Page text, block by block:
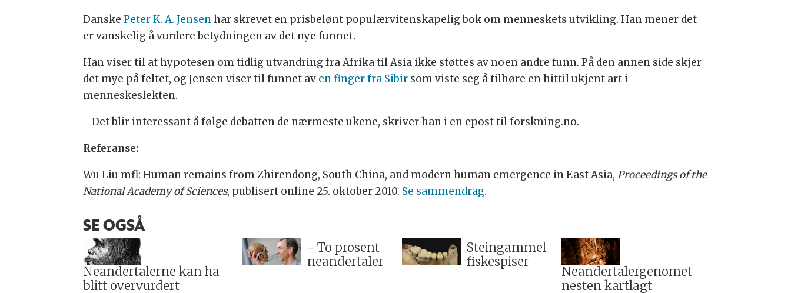
Danske Peter K. A. Jensenhar skrevet en prisbelønt populærvitenskapelig bok om menneskets utvikling. Han mener det
er vanskelig å vurdere betydningen av det nye funnet.
Han viser til at hypotesen om tidlig utvandring fra Afrika til Asia ikke støttes av noen andre funn. På den annen side skjer
det mye på feltet, og Jensen viser til funnet av en finger fra Sibirsom viste seg å tilhøre en hittil ukjent art i
menneskeslekten.
- Det blir interessant å følge debatten de nærmeste ukene, skriver han i en epost til forskning.no.
Referanse:
Wu Liu mfl: Human remains from Zhirendong, South China, and modern human emergence in East Asia, Proceedings of the
National Academy of Sciences, publisert online 25. oktober 2010. Se sammendrag.
SE OGSÅ
Neandertalerne kan ha
blitt overvurdert
- To prosent
neandertaler
Steingammel
fiskespiser
Neandertalergenomet
nesten kartlagt